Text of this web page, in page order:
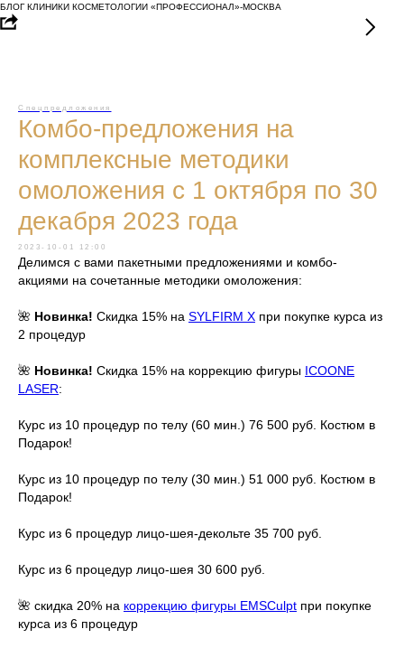
БЛОГ КЛИНИКИ КОСМЕТОЛОГИИ «ПРОФЕССИОНАЛ»-МОСКВА
Спецпредложения
Комбо-предложения на
комплексные методики
омоложения с 1 октября по 30
декабря 2023 года
2023-10-01 12:00
Делимся с вами пакетными предложениями и комбо-
акциями на сочетанные методики омоложения:
🌺 Новинка! Скидка 15% на SYLFIRM X при покупке курса из
2 процедур
🌺 Новинка! Скидка 15% на коррекцию фигуры ICOONE
LASER:
Курс из 10 процедур по телу (60 мин.) 76 500 руб. Костюм в
Подарок!
Курс из 10 процедур по телу (30 мин.) 51 000 руб. Костюм в
Подарок!
Курс из 6 процедур лицо-шея-декольте 35 700 руб.
Курс из 6 процедур лицо-шея 30 600 руб.
🌺 скидка 20% на коррекцию фигуры EMSCulpt при покупке
курса из 6 процедур